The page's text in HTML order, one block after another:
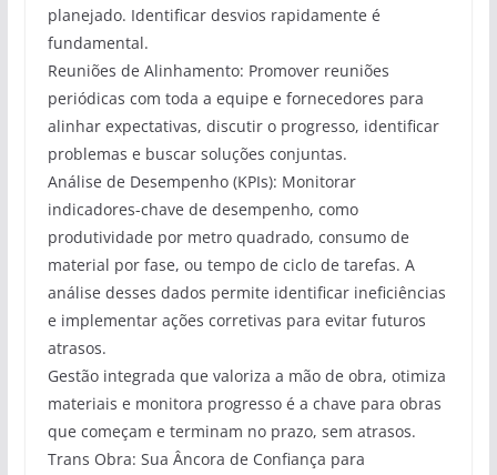
planejado. Identificar desvios rapidamente é
fundamental.
Reuniões de Alinhamento: Promover reuniões
periódicas com toda a equipe e fornecedores para
alinhar expectativas, discutir o progresso, identificar
problemas e buscar soluções conjuntas.
Análise de Desempenho (KPIs): Monitorar
indicadores-chave de desempenho, como
produtividade por metro quadrado, consumo de
material por fase, ou tempo de ciclo de tarefas. A
análise desses dados permite identificar ineficiências
e implementar ações corretivas para evitar futuros
atrasos.
Gestão integrada que valoriza a mão de obra, otimiza
materiais e monitora progresso é a chave para obras
que começam e terminam no prazo, sem atrasos.
Trans Obra: Sua Âncora de Confiança para